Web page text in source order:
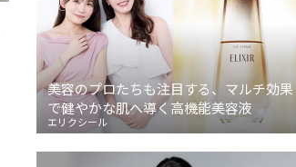
美容のプロたちも注目する、マルチ効果
で健やかな肌へ導く高機能美容液
エリクシール